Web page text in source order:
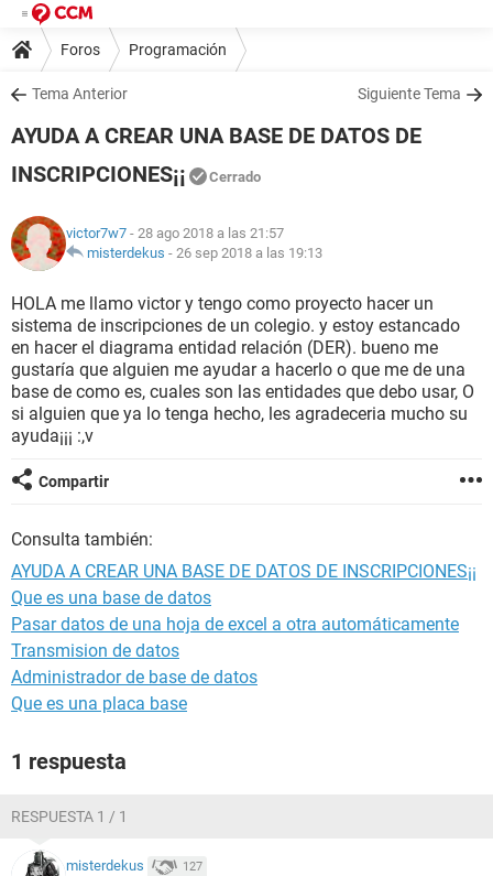
Foros Programación
Tema Anterior Siguiente Tema
AYUDA A CREAR UNA BASE DE DATOS DE
INSCRIPCIONES¡¡
Cerrado
victor7w7 - 28 ago 2018 a las 21:57
misterdekus - 26 sep 2018 a las 19:13
HOLA me llamo victor y tengo como proyecto hacer un
sistema de inscripciones de un colegio. y estoy estancado
en hacer el diagrama entidad relación (DER). bueno me
gustaría que alguien me ayudar a hacerlo o que me de una
base de como es, cuales son las entidades que debo usar, O
si alguien que ya lo tenga hecho, les agradeceria mucho su
ayuda¡¡¡ :,v
Compartir
Consulta también:
AYUDA A CREAR UNA BASE DE DATOS DE INSCRIPCIONES¡¡
Que es una base de datos
Pasar datos de una hoja de excel a otra automáticamente
Transmision de datos
Administrador de base de datos
Que es una placa base
1 respuesta
RESPUESTA 1 / 1
misterdekus 127